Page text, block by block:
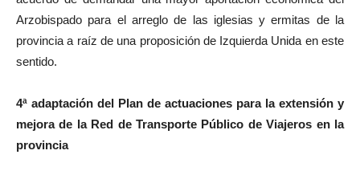
Arzobispado para el arreglo de las iglesias y ermitas de la
provincia a raíz de una proposición de Izquierda Unida en este
sentido.
4ª adaptación del Plan de actuaciones para la extensión y
mejora de la Red de Transporte Público de Viajeros en la
provincia